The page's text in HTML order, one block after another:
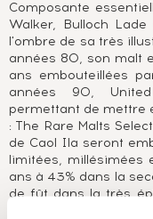
Composante
Walker, Bulloch
l'ombre de sa très
années 80, son malt
ans embouteillées
années 90,
permettant de mettre
: The Rare Malts
de Caol Ila seront
limitées, millésimées
ans à 43% dans la
de fût dans la très
Strength et surtout